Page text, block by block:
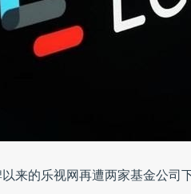
以来的乐视网再遭两家基金公